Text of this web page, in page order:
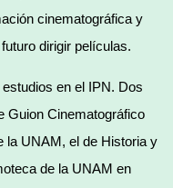
cinematográfica y
dirigir películas.
en el IPN. Dos
Guion Cinematográfico
la UNAM, el de Historia y
de la UNAM en